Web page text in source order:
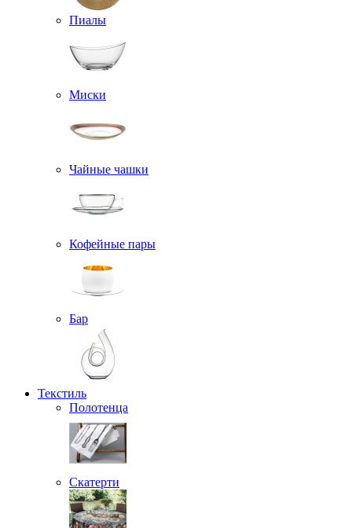
Пиалы
Миски
Чайные чашки
Кофейные пары
Бар
Текстиль
Полотенца
Скатерти